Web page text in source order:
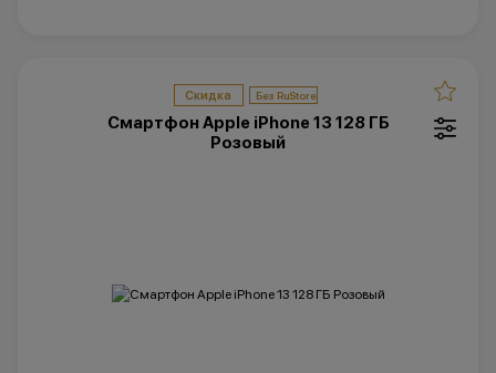
Скидка
Смартфон Apple iPhone 13 128 ГБ
Розовый